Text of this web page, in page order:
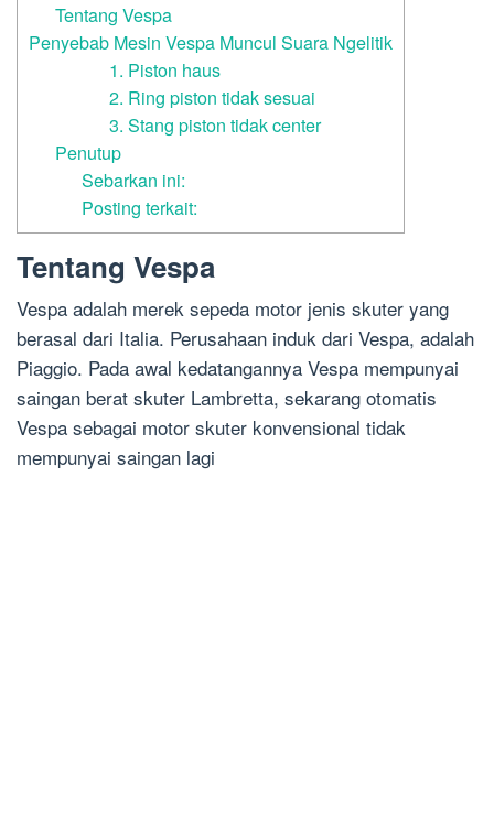
Tentang Vespa
Penyebab Mesin Vespa Muncul Suara Ngelitik
1. Piston haus
2. Ring piston tidak sesuai
3. Stang piston tidak center
Penutup
Sebarkan ini:
Posting terkait:
Tentang Vespa
Vespa adalah merek sepeda motor jenis skuter yang
berasal dari Italia. Perusahaan induk dari Vespa, adalah
Piaggio. Pada awal kedatangannya Vespa mempunyai
saingan berat skuter Lambretta, sekarang otomatis
Vespa sebagai motor skuter konvensional tidak
mempunyai saingan lagi